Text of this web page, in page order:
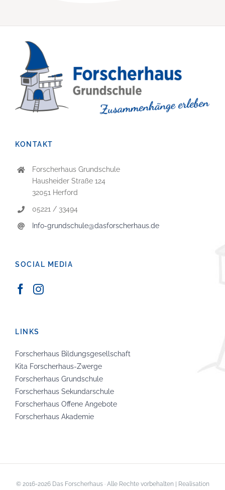
KONTAKT
Forscherhaus Grundschule
Hausheider Straße 124
32051 Herford
05221 / 33494
Info-grundschule@dasforscherhaus.de
SOCIAL MEDIA
LINKS
Forscherhaus Bildungsgesellschaft
Kita Forscherhaus-Zwerge
Forscherhaus Grundschule
Forscherhaus Sekundarschule
Forscherhaus Offene Angebote
Forscherhaus Akademie
© 2016-2026 Das Forscherhaus · Alle Rechte vorbehalten | Realisation